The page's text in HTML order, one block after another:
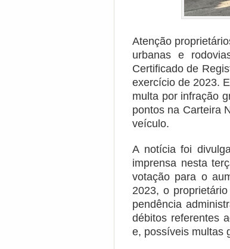
Atenção
urbanas e
Certificado de
exercício de 2023.
multa por infração
pontos na Carteira
veículo.
A notícia foi
imprensa nesta
votação para o
2023, o
pendência
débitos referentes
e, possíveis multas